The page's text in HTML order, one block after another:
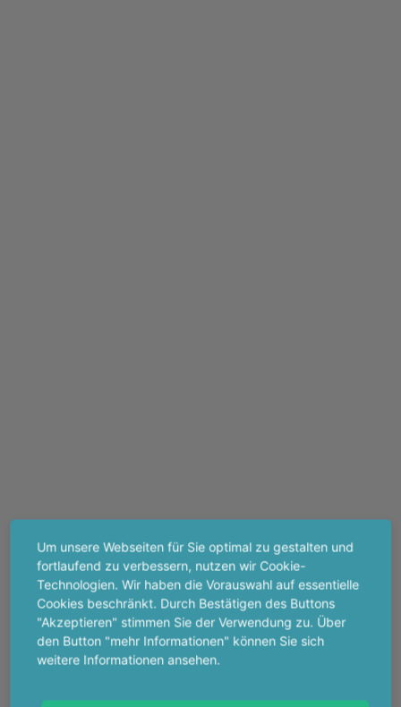
Um unsere Webseiten für Sie optimal zu gestalten und
fortlaufend zu verbessern, nutzen wir Cookie-
Technologien. Wir haben die Vorauswahl auf essentielle
Cookies beschränkt. Durch Bestätigen des Buttons
"Akzeptieren" stimmen Sie der Verwendung zu. Über
den Button "mehr Informationen" können Sie sich
weitere Informationen ansehen.